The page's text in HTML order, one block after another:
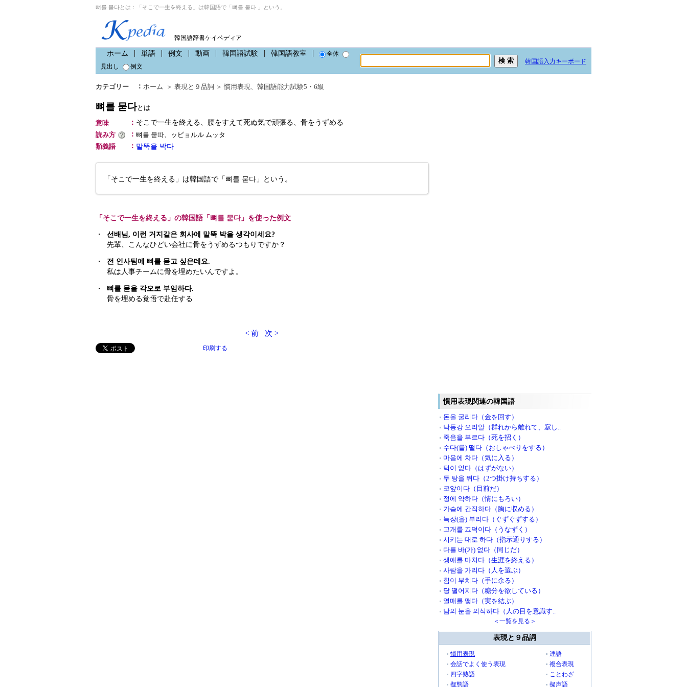
뼈를 묻다とは：「そこで一生を終える」は韓国語で「뼈를 묻다 」という。
韓国語辞書ケイペディア
ホーム 単語 例文 動画 韓国語試験 韓国語教室
全体
見出し
例文
韓国語入力キーボード
カテゴリー ： ホーム ＞ 表現と９品詞 ＞ 慣用表現、 韓国語能力試験5・6級
뼈를 묻다とは
意味
： そこで一生を終える、腰をすえて死ぬ気で頑張る、骨をうずめる
読み方
： 뼈를 묻따、ッピョルル ムッタ
類義語
： 말뚝을 박다
「そこで一生を終える」は韓国語で「뼈를 묻다」という。
「そこで一生を終える」の韓国語「뼈를 묻다」を使った例文
・
선배님, 이런 거지같은 회사에 말뚝 박을 생각이세요?
先輩、こんなひどい会社に骨をうずめるつもりですか？
・
전 인사팀에 뼈를 묻고 싶은데요.
私は人事チームに骨を埋めたいんですよ。
・
뼈를 묻을 각오로 부임하다.
骨を埋める覚悟で赴任する
< 前 次 >
印刷する
慣用表現関連の韓国語
돈을 굴리다（金を回す）
낙동강 오리알（群れから離れて、寂し..
죽음을 부르다（死を招く）
수다(를) 떨다（おしゃべりをする）
마음에 차다（気に入る）
턱이 없다（はずがない）
두 탕을 뛰다（2つ掛け持ちする）
코앞이다（目前だ）
정에 약하다（情にもろい）
가슴에 간직하다（胸に収める）
늑장(을) 부리다（ぐずぐずする）
고개를 끄덕이다（うなずく）
시키는 대로 하다（指示通りする）
다를 바(가) 없다（同じだ）
생애를 마치다（生涯を終える）
사람을 가리다（人を選ぶ）
힘이 부치다（手に余る）
당 떨어지다（糖分を欲している）
열매를 맺다（実を結ぶ）
남의 눈을 의식하다（人の目を意識す..
＜一覧を見る＞
表現と９品詞
慣用表現
連語
会話でよく使う表現
複合表現
四字熟語
ことわざ
擬態語
擬声語